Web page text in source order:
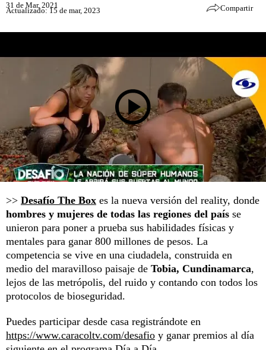
31 de Mar, 2021
Actualizado: 15 de mar, 2023 Compartir
>> Desafío The Box es la nueva versión del reality, donde
hombres y mujeres de todas las regiones del país se
unieron para poner a prueba sus habilidades físicas y
mentales para ganar 800 millones de pesos. La
competencia se vive en una ciudadela, construida en
medio del maravilloso paisaje de Tobia, Cundinamarca,
lejos de las metrópolis, del ruido y contando con todos los
protocolos de bioseguridad.
Puedes participar desde casa registrándote en
https://www.caracoltv.com/desafio y ganar premios al día